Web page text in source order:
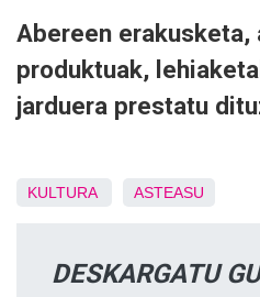
Abereen
produktuak,
jarduera prestatu
KULTURA ASTEASU
DESKARGATU